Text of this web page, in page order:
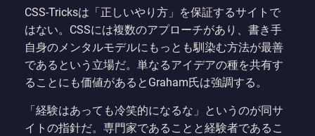
CSS-Tricksは「正しいやり方」を保証するサイトで
はない。CSSには複数のアプローチがあり、書き手
自身のメンタルモデルにもっとも馴染む方法が最善
であるという立場だ。単なるアイデアの種を共有す
ることにも価値があるとGraham氏は強調する。
「経験はあっても冷笑的になるな」というのが同サ
イトの指針だ。専門家であることと経験者であるこ